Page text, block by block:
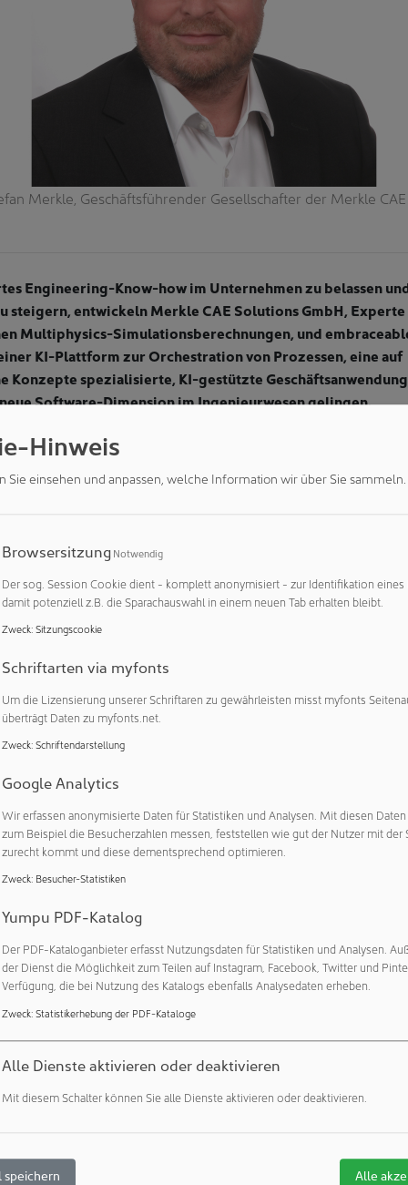
Merkle, Geschäftsführender Gesellschafter der Merkle
Engineering-Know-how im Unternehmen zu belassen
steigern, entwickeln Merkle CAE Solutions GmbH,
Multiphysics-Simulationsberechnungen, und
KI-Plattform zur Orchestration von Prozessen, eine auf
Konzepte spezialisierte, KI-gestützte
Software-Dimension im Ingenieurwesen gelingen.
ist personenabhängig. Nicht nur die fachliche
bezüglich bereits umgesetzter Projekte. Das
Technology bei Merkle CAE Solutions optimiert werden.
mit dem Software-Entwickler embraceable Technology,
unterschiedlichster Parameter auf das Engineering-
Solutions zugreift.
administrative Aufgaben, wie das Angebots- und
würden auch Projekte und das Berichtswesen verschlankt,
Aufgabenstellungen schnell auffindbar sind. Gängige
das Ingenieurwesen nicht spezifisch genug. Ebenso
Fragestellungen und Parameter nicht ab.
Mitarbeiter, der alle bisherigen Projekte, deren
die Verwaltung, im Gedächtnis und ohne lange Suchzeiten
die komplexe Engineering-Terminologie versteht und
Effizienz und setzt Kapazitäten frei, die an anderer Stelle
dadurch massive Mehrwerte erzeugen. Wir werden das
und Funktionalitäten erweitern, um auf dieser Grundlage
Ingenieure noch präziser und effektiver
Gesellschafter Merkle CAE Solutions.
arbeitet modell-agnostisch, kann also mit allen
Dabei fließen keinerlei Daten für das Training von
Informationen bleiben vollständig in der Hoheit und der
Unternehmen beständig mit hochsensiblen wie
Das System wird OnPremise betrieben. Es werden
verwendet. Die Lösung erfüllt damit höchste
Flexibilität und bietet - ganz nebenbei - auch
Plattform haben wir eine Lösung geschaffen, wie moderne
europäischen Industrie- und Engineering Know-How
reale Produktivitäts-Steigerungen und Arbeits-
für den Einsatz moderner KI-Technologie in der kompletten
Christian Gilcher, Geschäftsführender Gesellschafter
Hinweis
Sie einsehen und anpassen, welche Information wir über Sie sammeln.
Browsersitzung Notwendig
Der sog. Session Cookie dient - komplett anonymisiert - zur Identifikation eines
damit potenziell z.B. die Sparachauswahl in einem neuen Tab erhalten bleibt.
Zweck: Sitzungscookie
Schriftarten via myfonts
Um die Lizensierung unserer Schriftaren zu gewährleisten misst myfonts
überträgt Daten zu myfonts.net.
Zweck: Schriftendarstellung
Google Analytics
Wir erfassen anonymisierte Daten für Statistiken und Analysen. Mit diesen
zum Beispiel die Besucherzahlen messen, feststellen wie gut der Nutzer mit der
zurecht kommt und diese dementsprechend optimieren.
Zweck: Besucher-Statistiken
Yumpu PDF-Katalog
Der PDF-Kataloganbieter erfasst Nutzungsdaten für Statistiken und Analysen.
der Dienst die Möglichkeit zum Teilen auf Instagram, Facebook, Twitter und
Verfügung, die bei Nutzung des Katalogs ebenfalls Analysedaten erheben.
Zweck: Statistikerhebung der PDF-Kataloge
Alle Dienste aktivieren oder deaktivieren
Mit diesem Schalter können Sie alle Dienste aktivieren oder deaktivieren.
speichern Alle